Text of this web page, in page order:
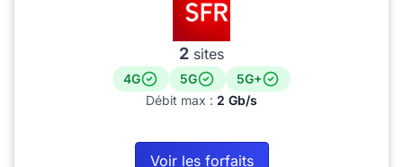
2 sites
4G 5G
5G+
Débit max : 2 Gb/s
Voir les forfaits